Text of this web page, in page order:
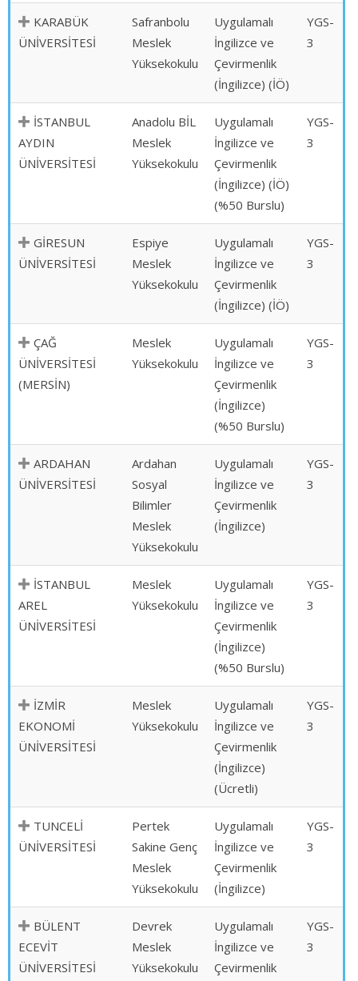
KARABÜK
ÜNİVERSİTESİ
Safranbolu
Meslek
Yüksekokulu
Uygulamalı
İngilizce ve
Çevirmenlik
(İngilizce) (İÖ)
YGS-
3
İSTANBUL
AYDIN
ÜNİVERSİTESİ
Anadolu BİL
Meslek
Yüksekokulu
Uygulamalı
İngilizce ve
Çevirmenlik
(İngilizce) (İÖ)
(%50 Burslu)
YGS-
3
GİRESUN
ÜNİVERSİTESİ
Espiye
Meslek
Yüksekokulu
Uygulamalı
İngilizce ve
Çevirmenlik
(İngilizce) (İÖ)
YGS-
3
ÇAĞ
ÜNİVERSİTESİ
(MERSİN)
Meslek
Yüksekokulu
Uygulamalı
İngilizce ve
Çevirmenlik
(İngilizce)
(%50 Burslu)
YGS-
3
ARDAHAN
ÜNİVERSİTESİ
Ardahan
Sosyal
Bilimler
Meslek
Yüksekokulu
Uygulamalı
İngilizce ve
Çevirmenlik
(İngilizce)
YGS-
3
İSTANBUL
AREL
ÜNİVERSİTESİ
Meslek
Yüksekokulu
Uygulamalı
İngilizce ve
Çevirmenlik
(İngilizce)
(%50 Burslu)
YGS-
3
İZMİR
EKONOMİ
ÜNİVERSİTESİ
Meslek
Yüksekokulu
Uygulamalı
İngilizce ve
Çevirmenlik
(İngilizce)
(Ücretli)
YGS-
3
TUNCELİ
ÜNİVERSİTESİ
Pertek
Sakine Genç
Meslek
Yüksekokulu
Uygulamalı
İngilizce ve
Çevirmenlik
(İngilizce)
YGS-
3
BÜLENT
ECEVİT
ÜNİVERSİTESİ
Devrek
Meslek
Yüksekokulu
Uygulamalı
İngilizce ve
Çevirmenlik
YGS-
3